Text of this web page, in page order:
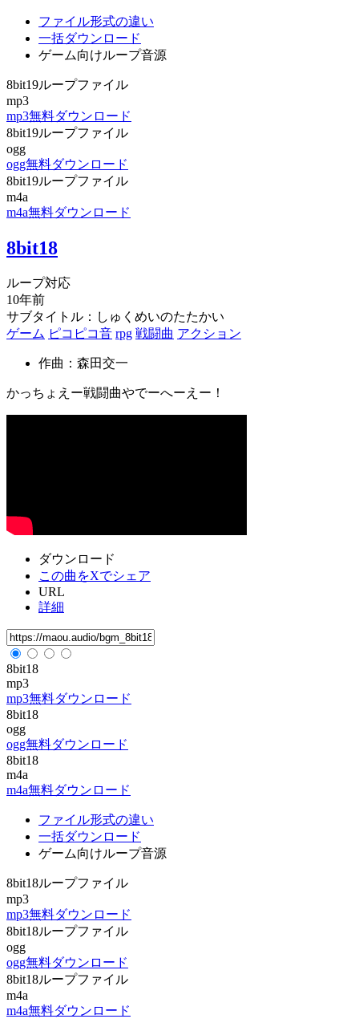
ファイル形式の違い
一括ダウンロード
ゲーム向けループ音源
8bit19ループファイル
mp3
mp3無料ダウンロード
8bit19ループファイル
ogg
ogg無料ダウンロード
8bit19ループファイル
m4a
m4a無料ダウンロード
8bit18
ループ対応
10年前
サブタイトル：しゅくめいのたたかい
ゲーム ピコピコ音 rpg 戦闘曲 アクション
作曲：森田交一
かっちょえー戦闘曲やでーへーえー！
ダウンロード
この曲をXでシェア
URL
詳細
8bit18
mp3
mp3無料ダウンロード
8bit18
ogg
ogg無料ダウンロード
8bit18
m4a
m4a無料ダウンロード
ファイル形式の違い
一括ダウンロード
ゲーム向けループ音源
8bit18ループファイル
mp3
mp3無料ダウンロード
8bit18ループファイル
ogg
ogg無料ダウンロード
8bit18ループファイル
m4a
m4a無料ダウンロード